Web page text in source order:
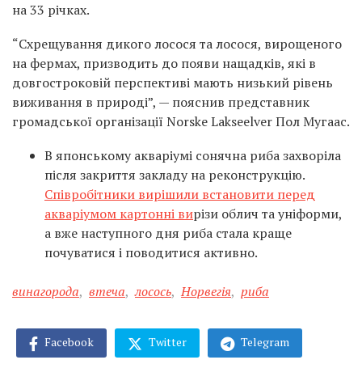
на 33 річках.
“Схрещування дикого лосося та лосося, вирощеного
на фермах, призводить до появи нащадків, які в
довгостроковій перспективі мають низький рівень
виживання в природі”, — пояснив представник
громадської організації Norske Lakseelver Пол Мугаас.
В японському акваріумі сонячна риба захворіла
після закриття закладу на реконструкцію.
Співробітники вирішили встановити перед
акваріумом картонні вирізи облич та уніформи,
а вже наступного дня риба стала краще
почуватися і поводитися активно.
винагорода, втеча, лосось, Норвегія, риба
Facebook Twitter Telegram